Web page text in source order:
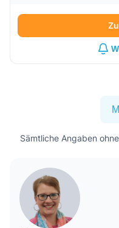
Sämtliche Angaben